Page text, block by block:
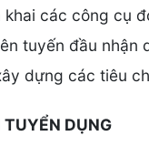
các công cụ
tuyến đầu nhận
dựng các tiêu
DỤNG